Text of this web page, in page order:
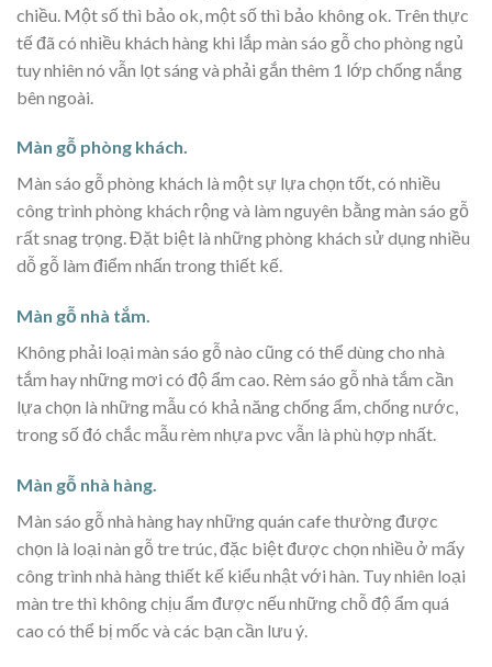
chiều. Một số thì bảo ok, một số thì bảo không ok. Trên thực
tế đã có nhiều khách hàng khi lắp màn sáo gỗ cho phòng ngủ
tuy nhiên nó vẫn lọt sáng và phải gắn thêm 1 lớp chống nắng
bên ngoài.
Màn gỗ phòng khách.
Màn sáo gỗ phòng khách là một sự lựa chọn tốt, có nhiều
công trình phòng khách rộng và làm nguyên bằng màn sáo gỗ
rất snag trọng. Đặt biệt là những phòng khách sử dụng nhiều
dỗ gỗ làm điểm nhấn trong thiết kế.
Màn gỗ nhà tắm.
Không phải loại màn sáo gỗ nào cũng có thể dùng cho nhà
tắm hay những mơi có độ ẩm cao. Rèm sáo gỗ nhà tắm cần
lựa chọn là những mẫu có khả năng chống ẩm, chống nước,
trong số đó chắc mẫu rèm nhựa pvc vẫn là phù hợp nhất.
Màn gỗ nhà hàng.
Màn sáo gỗ nhà hàng hay những quán cafe thường được
chọn là loại nàn gỗ tre trúc, đặc biệt được chọn nhiều ở mấy
công trình nhà hàng thiết kế kiểu nhật với hàn. Tuy nhiên loại
màn tre thì không chịu ẩm được nếu những chỗ độ ẩm quá
cao có thể bị mốc và các bạn cần lưu ý.